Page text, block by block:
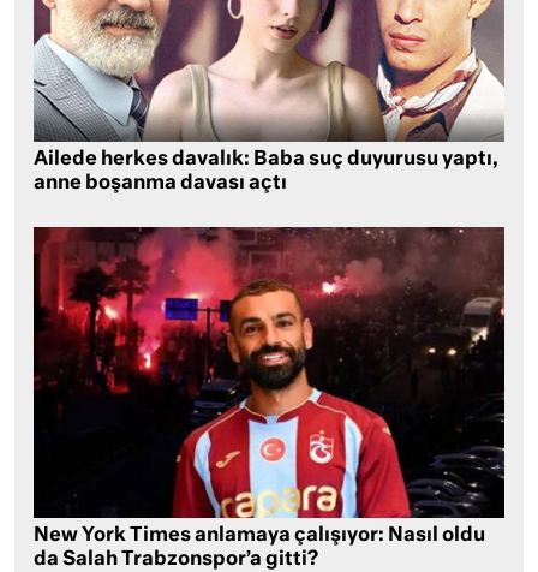
Ailede herkes davalık: Baba suç duyurusu yaptı,
anne boşanma davası açtı
New York Times anlamaya çalışıyor: Nasıl oldu
da Salah Trabzonspor’a gitti?